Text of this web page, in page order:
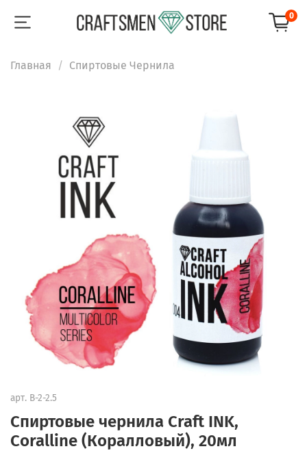
0
Главная Спиртовые Чернила
арт. B-2-2.5
Спиртовые чернила Craft INK,
Coralline (Коралловый), 20мл